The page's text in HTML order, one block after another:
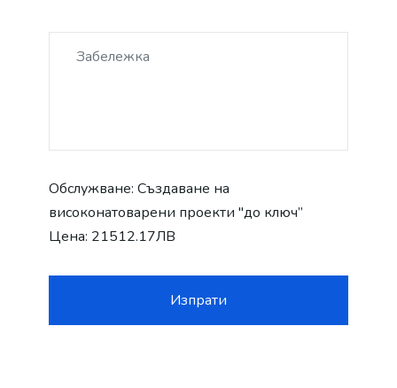
Обслужване: Създаване на
високонатоварени проекти "до ключ”
Цена: 21512.17ЛВ